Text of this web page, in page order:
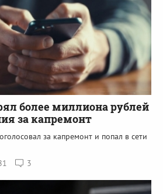
более миллиона рублей
за капремонт
за капремонт и попал в сети
3